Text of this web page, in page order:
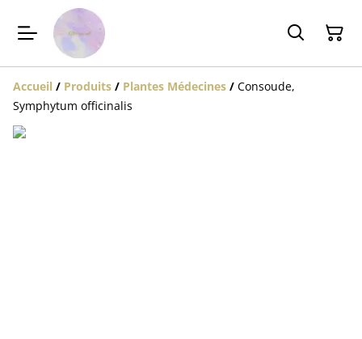
Accueil / Produits / Plantes Médecines / Consoude,
Symphytum officinalis